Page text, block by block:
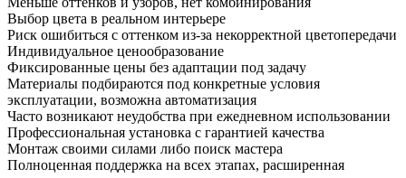
Выбор цвета в реальном интерьере
Риск ошибиться с оттенком из-за некорректной цветопередачи
Индивидуальное ценообразование
Фиксированные цены без адаптации под задачу
Материалы подбираются под конкретные условия
эксплуатации, возможна автоматизация
Часто возникают неудобства при ежедневном использовании
Профессиональная установка с гарантией качества
Монтаж своими силами либо поиск мастера
Полноценная поддержка на всех этапах, расширенная